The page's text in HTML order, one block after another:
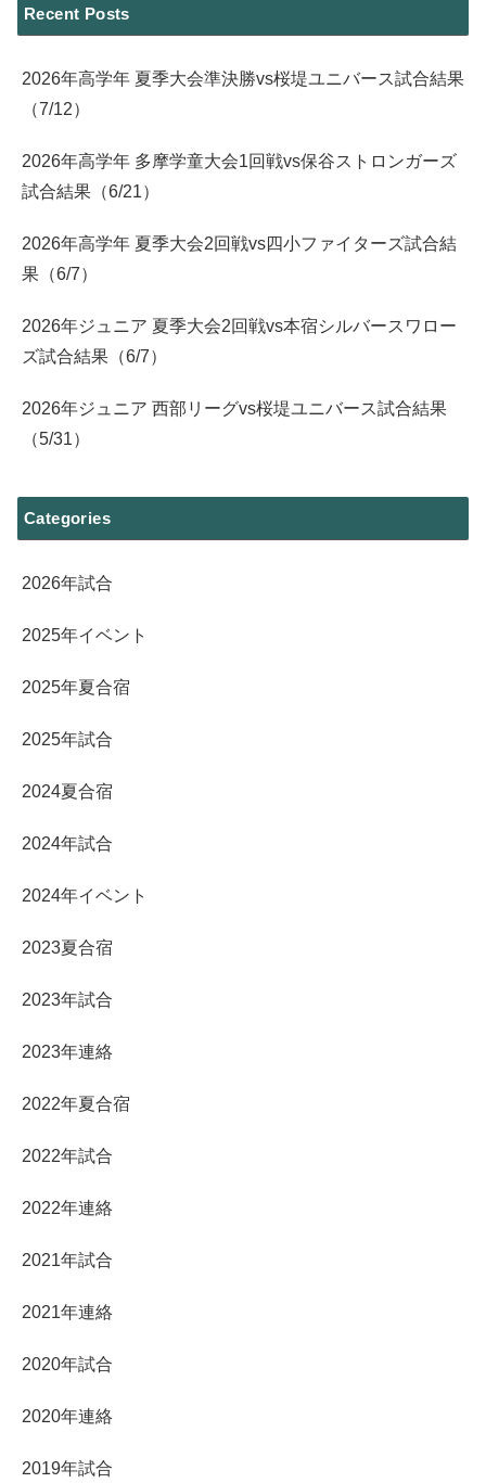
Recent Posts
2026年高学年 夏季大会準決勝vs桜堤ユニバース試合結果
（7/12）
2026年高学年 多摩学童大会1回戦vs保谷ストロンガーズ
試合結果（6/21）
2026年高学年 夏季大会2回戦vs四小ファイターズ試合結
果（6/7）
2026年ジュニア 夏季大会2回戦vs本宿シルバースワロー
ズ試合結果（6/7）
2026年ジュニア 西部リーグvs桜堤ユニバース試合結果
（5/31）
Categories
2026年試合
2025年イベント
2025年夏合宿
2025年試合
2024夏合宿
2024年試合
2024年イベント
2023夏合宿
2023年試合
2023年連絡
2022年夏合宿
2022年試合
2022年連絡
2021年試合
2021年連絡
2020年試合
2020年連絡
2019年試合